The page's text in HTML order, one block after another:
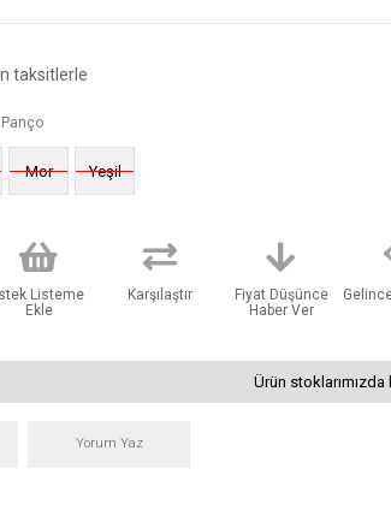
taksitlerle
Mor Yeşil
Listeme
Ekle
Karşılaştır
Fiyat Düşünce
Haber Ver
Ürün stoklarımızda
Yorum Yaz